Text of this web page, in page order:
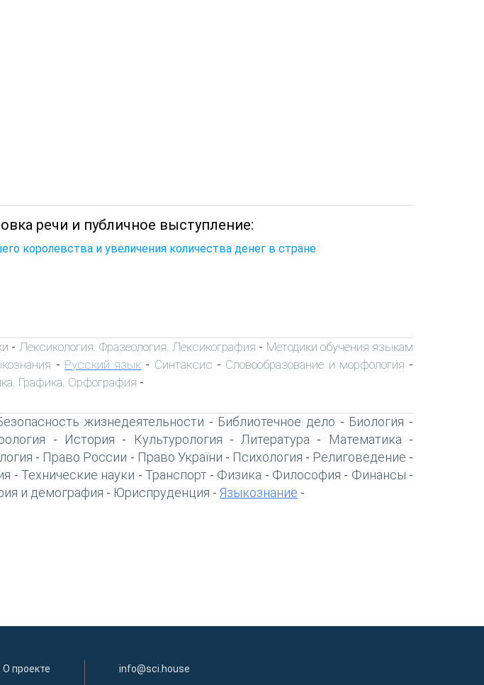
речи и публичное выступление:
королевства и увеличения количества денег в стране
- Лексикология. Фразеология. Лексикография - Методики обучения языкам
- Русский язык - Синтаксис - Словообразование и морфология -
Графика. Орфография -
жизнедеятельности - Библиотечное дело - Биология -
- История - Культурология - Литература - Математика -
- Право России - Право України - Психология - Религоведение -
- Технические науки - Транспорт- Физика - Философия - Финансы -
и демография - Юриспруденция - Языкознание -
О проекте info@sci.house